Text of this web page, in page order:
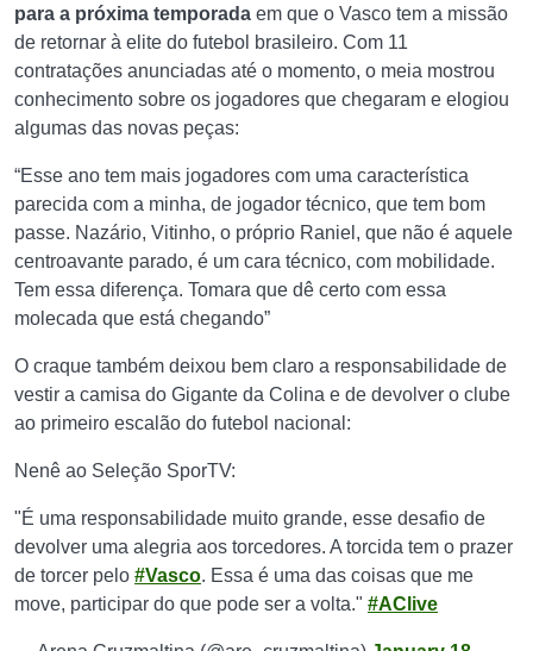
para a próxima temporada em que o Vasco tem a missão
de retornar à elite do futebol brasileiro. Com 11
contratações anunciadas até o momento, o meia mostrou
conhecimento sobre os jogadores que chegaram e elogiou
algumas das novas peças:
“Esse ano tem mais jogadores com uma característica
parecida com a minha, de jogador técnico, que tem bom
passe. Nazário, Vitinho, o próprio Raniel, que não é aquele
centroavante parado, é um cara técnico, com mobilidade.
Tem essa diferença. Tomara que dê certo com essa
molecada que está chegando”
O craque também deixou bem claro a responsabilidade de
vestir a camisa do Gigante da Colina e de devolver o clube
ao primeiro escalão do futebol nacional:
Nenê ao Seleção SporTV:
"É uma responsabilidade muito grande, esse desafio de
devolver uma alegria aos torcedores. A torcida tem o prazer
de torcer pelo #Vasco. Essa é uma das coisas que me
move, participar do que pode ser a volta." #AClive